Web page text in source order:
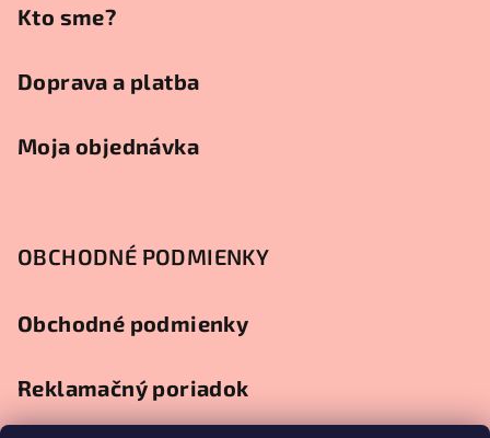
Kto sme?
Doprava a platba
Moja objednávka
OBCHODNÉ PODMIENKY
Obchodné podmienky
Reklamačný poriadok